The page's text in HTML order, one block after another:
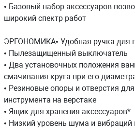
• Базовый набор аксессуаров
широкий спектр работ
ЭРГОНОМИКА• Удобная ручка для
• Пылезащищенный выключатель
• Два установочных положения
смачивания круга при его
• Резиновые опоры и отверстия
инструмента на верстаке
• Ящик для хранения аксессуаров*
• Низкий уровень шума и